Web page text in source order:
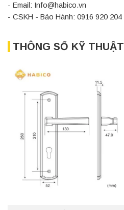
- Email: Info@habico.vn
- CSKH - Bảo Hành: 0916 920 204
THÔNG SỐ KỸ THUẬT